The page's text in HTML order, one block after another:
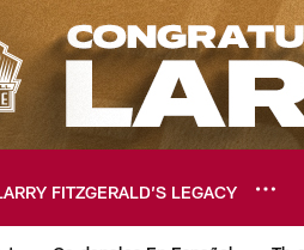
FITZGERALD’S LEGACY